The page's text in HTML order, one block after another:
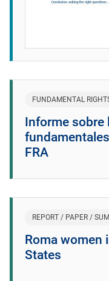
FUNDAMENTAL
Informe sobre
FRA
REPORT / PAPER /
Roma women
States